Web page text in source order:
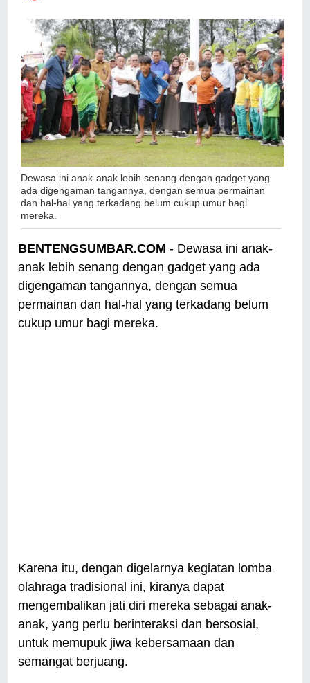
Dewasa ini anak-anak lebih senang dengan gadget yang
ada digengaman tangannya, dengan semua permainan
dan hal-hal yang terkadang belum cukup umur bagi
mereka.
BENTENGSUMBAR.COM - Dewasa ini anak-
anak lebih senang dengan gadget yang ada
digengaman tangannya, dengan semua
permainan dan hal-hal yang terkadang belum
cukup umur bagi mereka.
Karena itu, dengan digelarnya kegiatan lomba
olahraga tradisional ini, kiranya dapat
mengembalikan jati diri mereka sebagai anak-
anak, yang perlu berinteraksi dan bersosial,
untuk memupuk jiwa kebersamaan dan
semangat berjuang.